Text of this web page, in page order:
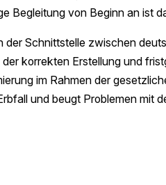
Begleitung von Beginn an ist
der Schnittstelle zwischen
korrekten Erstellung und
im Rahmen der
und beugt Problemen mit